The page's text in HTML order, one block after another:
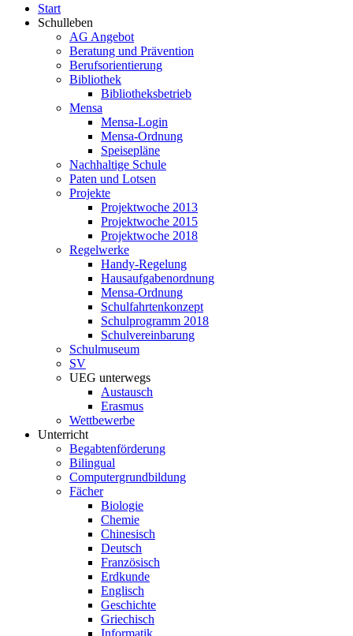
Start
Schulleben
AG Angebot
Beratung und Prävention
Berufsorientierung
Bibliothek
Bibliotheksbetrieb
Mensa
Mensa-Login
Mensa-Ordnung
Speisepläne
Nachhaltige Schule
Paten und Lotsen
Projekte
Projektwoche 2013
Projektwoche 2015
Projektwoche 2018
Regelwerke
Handy-Regelung
Hausaufgabenordnung
Mensa-Ordnung
Schulfahrtenkonzept
Schulprogramm 2018
Schulvereinbarung
Schulmuseum
SV
UEG unterwegs
Austausch
Erasmus
Wettbewerbe
Unterricht
Begabtenförderung
Bilingual
Computergrundbildung
Fächer
Biologie
Chemie
Chinesisch
Deutsch
Französisch
Erdkunde
Englisch
Geschichte
Griechisch
Informatik